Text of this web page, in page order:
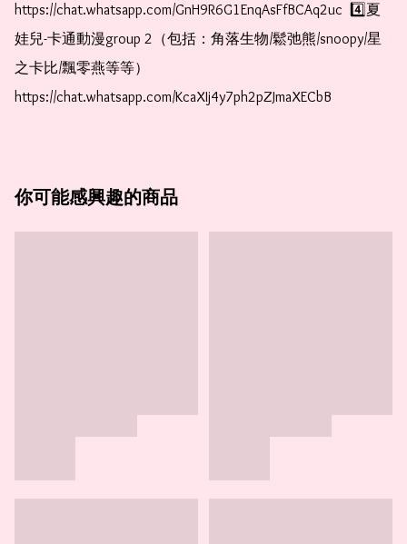
https://chat.whatsapp.com/GnH9R6G1EnqAsFfBCAq2uc  4️⃣夏
娃兒-卡通動漫group 2（包括：角落生物/鬆弛熊/snoopy/星
之卡比/飄零燕等等）
https://chat.whatsapp.com/KcaXIj4y7ph2pZJmaXECbB
你可能感興趣的商品